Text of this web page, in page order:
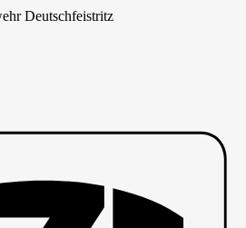
Deutschfeistritz